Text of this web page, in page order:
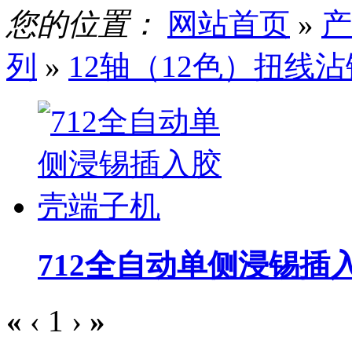
您的位置： 网站首页 »
列 » 12轴（12色）扭线
712全自动单侧浸锡插
« ‹ 1 › »